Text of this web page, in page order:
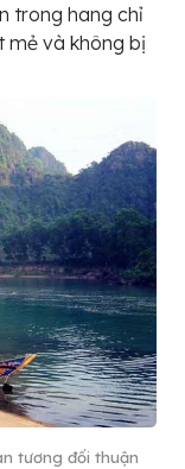
trong hang chỉ
mẻ và không bị
tương đối thuận